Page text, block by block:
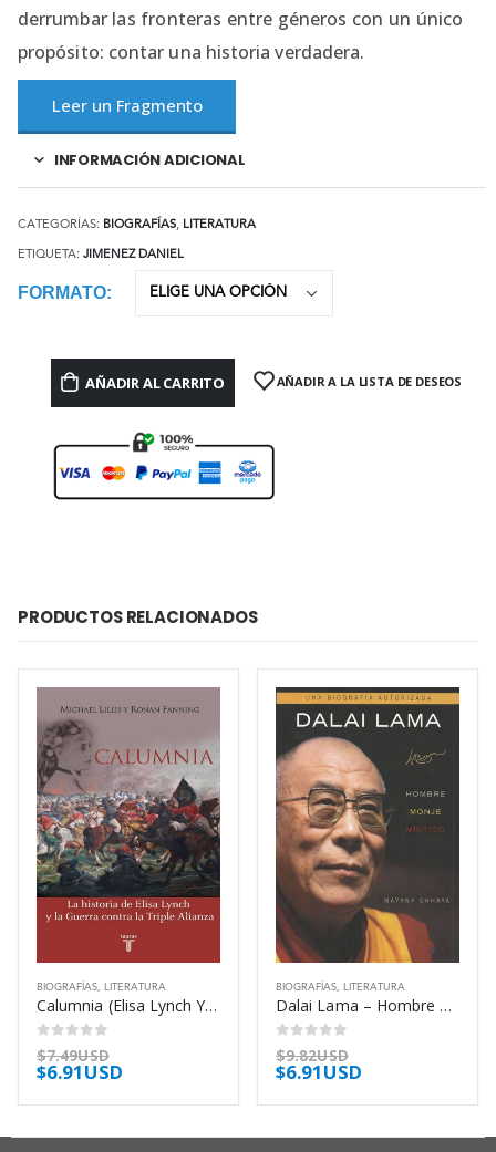
derrumbar las fronteras entre géneros con un único
propósito: contar una historia verdadera.
Leer un Fragmento
INFORMACIÓN ADICIONAL
CATEGORÍAS: BIOGRAFÍAS, LITERATURA
ETIQUETA: JIMENEZ DANIEL
FORMATO
AÑADIR AL CARRITO AÑADIR A LA LISTA DE DESEOS
PRODUCTOS RELACIONADOS
BIOGRAFÍAS, LITERATURA
Calumnia (Elisa Lynch Y La Guerra Contra – Lillis Michael
0out of 5
$7.49USD
$6.91USD
BIOGRAFÍAS, LITERATURA
Dalai Lama – Hombre Monje Mistico – Chhaya Mayank
0out of 5
$9.82USD
$6.91USD